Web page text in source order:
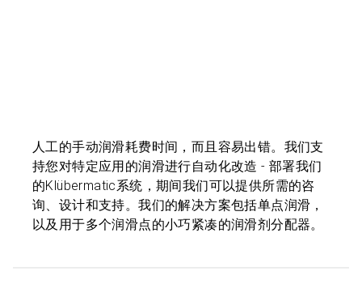
人工的手动润滑耗费时间，而且容易出错。我们支
持您对特定应用的润滑进行自动化改造 - 部署我们
的Klübermatic系统，期间我们可以提供所需的咨
询、设计和支持。我们的解决方案包括单点润滑，
以及用于多个润滑点的小巧紧凑的润滑剂分配器。